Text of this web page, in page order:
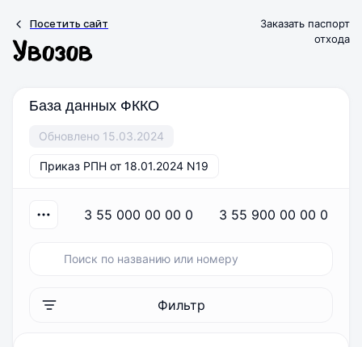
Посетить сайт
Заказать паспорт
отхода
База данных ФККО
Обновлено 15.03.2024
Приказ РПН от 18.01.2024 N19
3 55 000 00 00 0 3 55 900 00 00 0
Фильтр